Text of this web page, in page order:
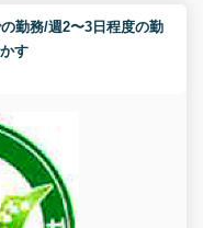
勤務/週2〜3日程度の勤
す